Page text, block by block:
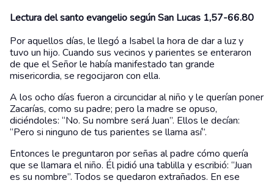
Lectura del santo evangelio según San Lucas 1,57-66.80
Por aquellos días, le llegó a Isabel la hora de dar a luz y
tuvo un hijo. Cuando sus vecinos y parientes se enteraron
de que el Señor le había manifestado tan grande
misericordia, se regocijaron con ella.
A los ocho días fueron a circuncidar al niño y le querían poner
Zacarías, como su padre; pero la madre se opuso,
diciéndoles: “No. Su nombre será Juan”. Ellos le decían:
“Pero si ninguno de tus parientes se llama así”.
Entonces le preguntaron por señas al padre cómo quería
que se llamara el niño. Él pidió una tablilla y escribió: “Juan
es su nombre”. Todos se quedaron extrañados. En ese